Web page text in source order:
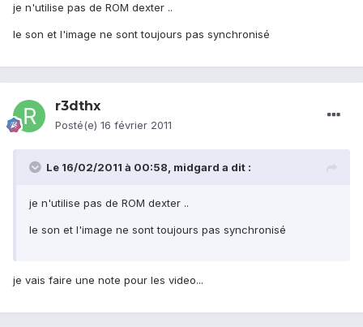
je n'utilise pas de ROM dexter ..
le son et l'image ne sont toujours pas synchronisé
r3dthx
Posté(e) 16 février 2011
Le 16/02/2011 à 00:58, midgard a dit :
je n'utilise pas de ROM dexter ..
le son et l'image ne sont toujours pas synchronisé
je vais faire une note pour les video...